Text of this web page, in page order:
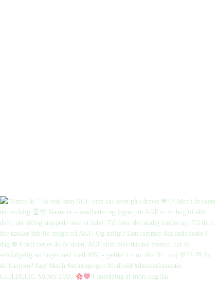
GLÆDELIG MORS DAG I anledning af mors dag har